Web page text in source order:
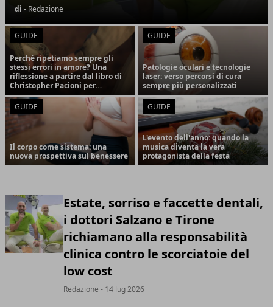
di - Redazione
GUIDE
Perché ripetiamo sempre gli
stessi errori in amore? Una
riflessione a partire dal libro di
Christopher Pacioni per
Autoritas Editore
GUIDE
Patologie oculari e tecnologie
laser: verso percorsi di cura
sempre più personalizzati
GUIDE
Il corpo come sistema: una
nuova prospettiva sul benessere
GUIDE
L'evento dell'anno: quando la
musica diventa la vera
protagonista della festa
Estate, sorriso e faccette dentali,
i dottori Salzano e Tirone
richiamano alla responsabilità
clinica contro le scorciatoie del
low cost
Redazione - 14 lug 2026